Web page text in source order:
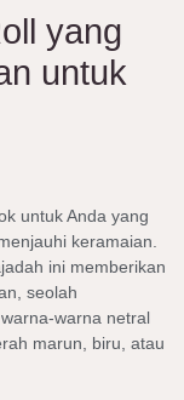
yang
untuk
untuk Anda yang
keramaian.
ini memberikan
seolah
warna netral
marun, biru, atau